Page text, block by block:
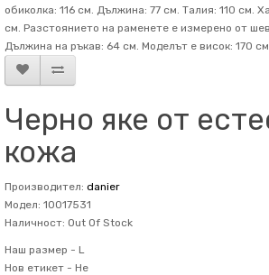
обиколка: 116 см. Дължина: 77 см. Талия: 110 см.
см. Разстоянието на раменете е измерено от
Дължина на ръкав: 64 см. Mоделът е висок: 170
Черно яке от
кожа
Производител: danier
Модел: 10017531
Наличност: Out Of Stock
Наш размер - L
Нов етикет - Не